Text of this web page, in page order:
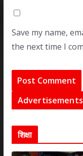
Save my name,
the next time I
Advertisements
शिक्षा